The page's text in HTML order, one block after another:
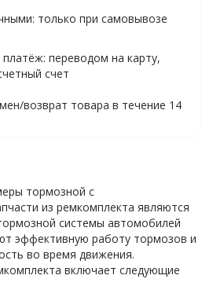
только при самовывозе
переводом на карту,
счет
возврат товара в течение 14
тормозной с
из ремкомплекта являются
системы автомобилей
эффективную работу тормозов и
во время движения.
включает следующие